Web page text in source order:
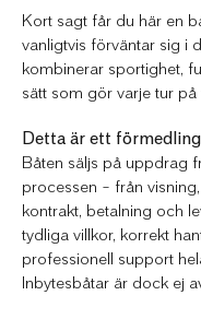
Kort sagt får du här en
vanligtvis förväntar sig i
kombinerar sportighet,
sätt som gör varje tur på
Detta är ett
Båten säljs på uppdrag
processen – från
kontrakt, betalning och
tydliga villkor, korrekt
professionell support
Inbytesbåtar är dock ej